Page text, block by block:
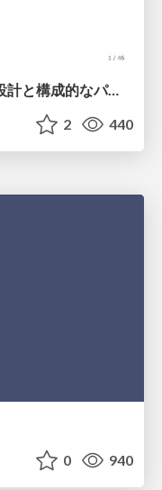
壊れたパーサから始める関数型設計と構成的なパーサ #fp_matsuri
2 440
0 940